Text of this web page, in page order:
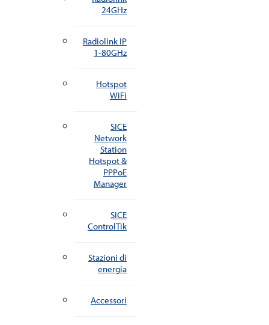
24GHz
Radiolink IP
1-80GHz
Hotspot
WiFi
SICE
Network
Station
Hotspot &
PPPoE
Manager
SICE
ControlTik
Stazioni di
energia
Accessori